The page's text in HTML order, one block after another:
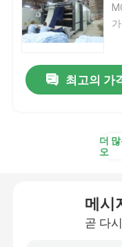
최고의 가
더
오
메시
곧 다